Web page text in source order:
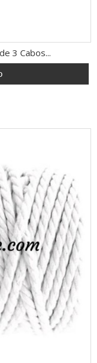
3 Cabos...